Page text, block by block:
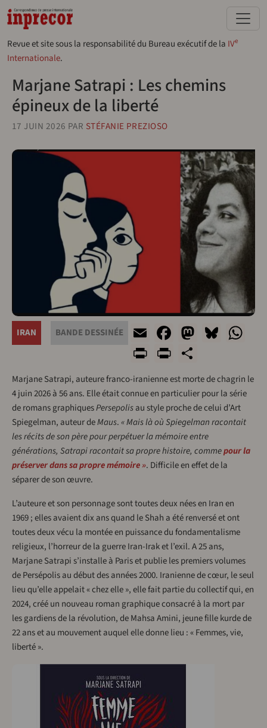
Aller au contenu principal
Revue et site sous la responsabilité du Bureau exécutif de la IVe
Internationale.
Marjane Satrapi : Les chemins
épineux de la liberté
17 JUIN 2026 PAR STÉFANIE PREZIOSO
IRAN BANDE DESSINÉE EmailFacebook
Print
Marjane Satrapi, auteure franco-iranienne est morte de chagrin le
4 juin 2026 à 56 ans. Elle était connue en particulier pour la série
de romans graphiquesPersepolisau style proche de celui d’Art
Spiegelman, auteur deMaus.« Mais là où Spiegelman racontait
les récits de son père pour perpétuer la mémoire entre
générations, Satrapi racontait sa propre histoire, commepour la
préserver dans sa propre mémoire ». Difficile en effet de la
séparer de son œuvre.
L’auteure et son personnage sont toutes deux nées en Iran en
1969 ; elles avaient dix ans quand le Shah a été renversé et ont
toutes deux vécu la montée en puissance du fondamentalisme
religieux, l’horreur de la guerre Iran-Irak et l’exil. A 25 ans,
Marjane Satrapi s’installe à Paris et publie les premiers volumes
de Persépolis au début des années 2000. Iranienne de cœur, le seul
lieu qu’elle appelait « chez elle », elle fait partie du collectif qui, en
2024, créé un nouveau roman graphique consacré à la mort par
les gardiens de la révolution, de Mahsa Amini, jeune fille kurde de
22 ans et au mouvement auquel elle donne lieu : « Femmes, vie,
liberté ».